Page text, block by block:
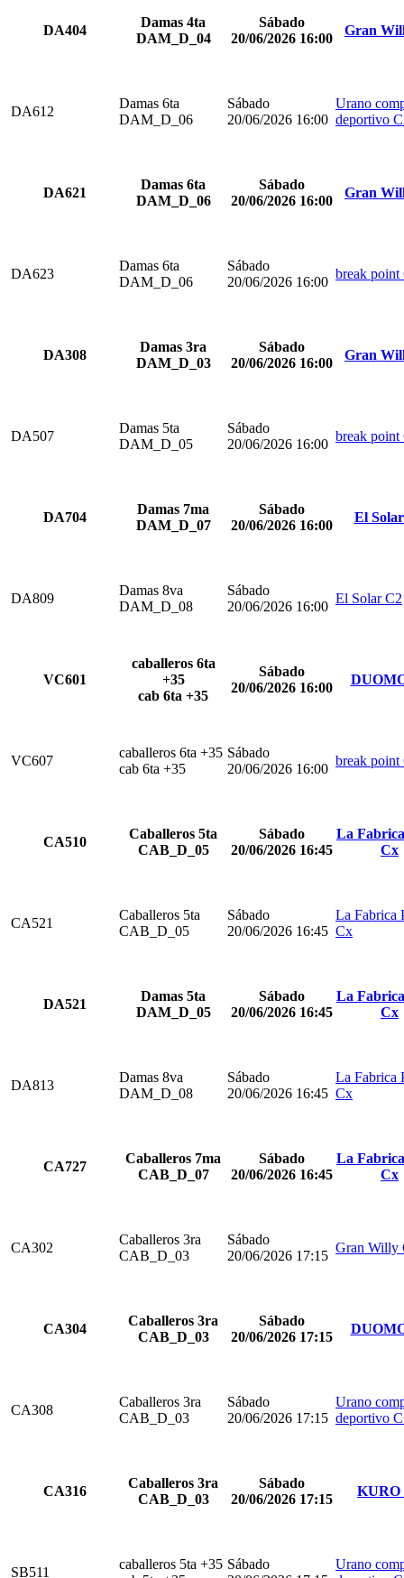
DA404
Damas 4ta
DAM_D_04
Sábado
20/06/2026 16:00
Gran
DA612
Damas 6ta
DAM_D_06
Sábado
20/06/2026 16:00
Urano
deportivo
DA621
Damas 6ta
DAM_D_06
Sábado
20/06/2026 16:00
Gran
DA623
Damas 6ta
DAM_D_06
Sábado
20/06/2026 16:00
break point
DA308
Damas 3ra
DAM_D_03
Sábado
20/06/2026 16:00
Gran
DA507
Damas 5ta
DAM_D_05
Sábado
20/06/2026 16:00
break point
DA704
Damas 7ma
DAM_D_07
Sábado
20/06/2026 16:00
El
DA809
Damas 8va
DAM_D_08
Sábado
20/06/2026 16:00
El Solar C2
VC601
caballeros 6ta
+35
cab 6ta +35
Sábado
20/06/2026 16:00
VC607
caballeros 6ta +35
cab 6ta +35
Sábado
20/06/2026 16:00
break point
CA510
Caballeros 5ta
CAB_D_05
Sábado
20/06/2026 16:45
La
Cx
CA521
Caballeros 5ta
CAB_D_05
Sábado
20/06/2026 16:45
La Fabrica
Cx
DA521
Damas 5ta
DAM_D_05
Sábado
20/06/2026 16:45
La
Cx
DA813
Damas 8va
DAM_D_08
Sábado
20/06/2026 16:45
La Fabrica
Cx
CA727
Caballeros 7ma
CAB_D_07
Sábado
20/06/2026 16:45
La
Cx
CA302
Caballeros 3ra
CAB_D_03
Sábado
20/06/2026 17:15
Gran Willy
CA304
Caballeros 3ra
CAB_D_03
Sábado
20/06/2026 17:15
CA308
Caballeros 3ra
CAB_D_03
Sábado
20/06/2026 17:15
Urano
deportivo
CA316
Caballeros 3ra
CAB_D_03
Sábado
20/06/2026 17:15
KURO
SB511
caballeros 5ta +35 Sábado
Urano